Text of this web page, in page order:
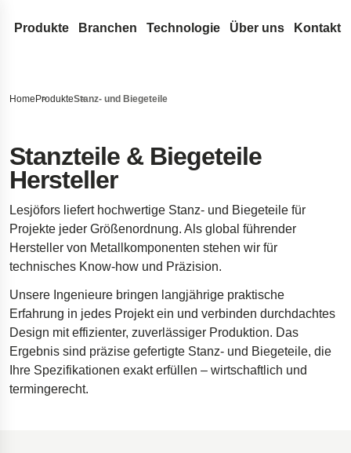
Produkte
Druckfedern
Schlauch-Dichtungsfedern aus Runddraht
Drehstabfedern
Wellenfedern
Drahtbiegeteile
Drahtringe
Flachfedern
Triebfedern
Flachspiralfedern
Gasdruckfedern
Dynamische Gasdruckfedern
NitroSprings
Edelstahl-Gasdruckfedern
Gaszugfedern
Metallförderbänder
Stanz- und Biegeteile
Sicherungsringe
Tiefziehteile
Tellerfedern
Gewellte Federscheiben
Stanzteile
Torfedern
Branchen
Automotive Aftermarket
Luft- und Raumfahrt
Verteidigung
Elektronik
Energie
Kundenreferenzen
Fahrwerkstechnik für Raumfahrzeuge
Fahrwerksfedern für Pickups
Dämpfer für die Öresundbrücke
Bohrgeräte für die Öl- und Gasförderung
Technologie
Federn-Terminologie
Innovation
Serviceleistungen
Über uns
Karriere
Zertifikate
Rechtliches &
Erklärung zur
Kontakt
Home ProdukteStanz- und Biegeteile
Stanzteile & Biegeteile
Hersteller
Lesjöfors liefert hochwertige Stanz- und Biegeteile für
Projekte jeder Größenordnung. Als global führender
Hersteller von Metallkomponenten stehen wir für
technisches Know-how und Präzision.
Unsere Ingenieure bringen langjährige praktische
Erfahrung in jedes Projekt ein und verbinden durchdachtes
Design mit effizienter, zuverlässiger Produktion. Das
Ergebnis sind präzise gefertigte Stanz- und Biegeteile, die
Ihre Spezifikationen exakt erfüllen – wirtschaftlich und
termingerecht.